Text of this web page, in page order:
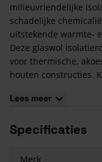
milieuvriendelijke
schadelijke
uitstekende warmte-
Deze glaswol
voor thermische,
houten constructies.
onder andere
140 mm, 170 mm, en
gewenst is. De
Lees meer
Specificaties
Merk